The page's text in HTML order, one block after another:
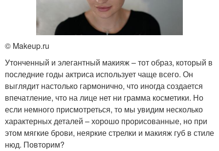
© Makeup.ru
Утонченный и элегантный макияж – тот образ, который в
последние годы актриса использует чаще всего. Он
выглядит настолько гармонично, что иногда создается
впечатление, что на лице нет ни грамма косметики. Но
если немного присмотреться, то мы увидим несколько
характерных деталей – хорошо прорисованные, но при
этом мягкие брови, неяркие стрелки и макияж губ в стиле
нюд. Повторим?